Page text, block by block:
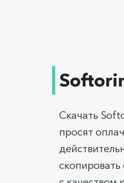
Скачать
просят